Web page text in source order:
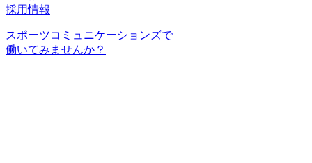
採用情報
スポーツコミュニケーションズで
働いてみませんか？